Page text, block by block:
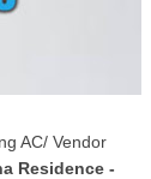
AC/ Vendor
Residence -